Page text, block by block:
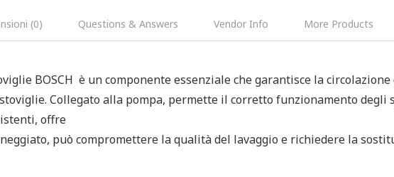
(0) Questions & Answers Vendor Info More Products
BOSCH è un componente essenziale che garantisce la
Collegato alla pompa, permette il corretto funzionamento degli
offre
può compromettere la qualità del lavaggio e richiedere la